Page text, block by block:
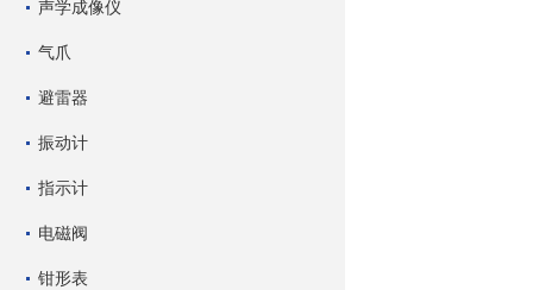
声学成像仪
气爪
避雷器
振动计
指示计
电磁阀
钳形表